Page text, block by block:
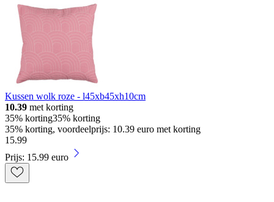
Kussen wolk roze - l45xb45xh10cm
10.39 met korting
35% korting35% korting
35% korting, voordeelprijs: 10.39 euro met korting
15.99
Prijs: 15.99 euro